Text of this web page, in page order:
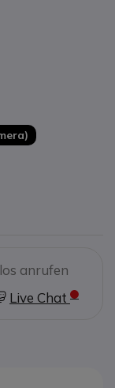
anrufen
Live Chat